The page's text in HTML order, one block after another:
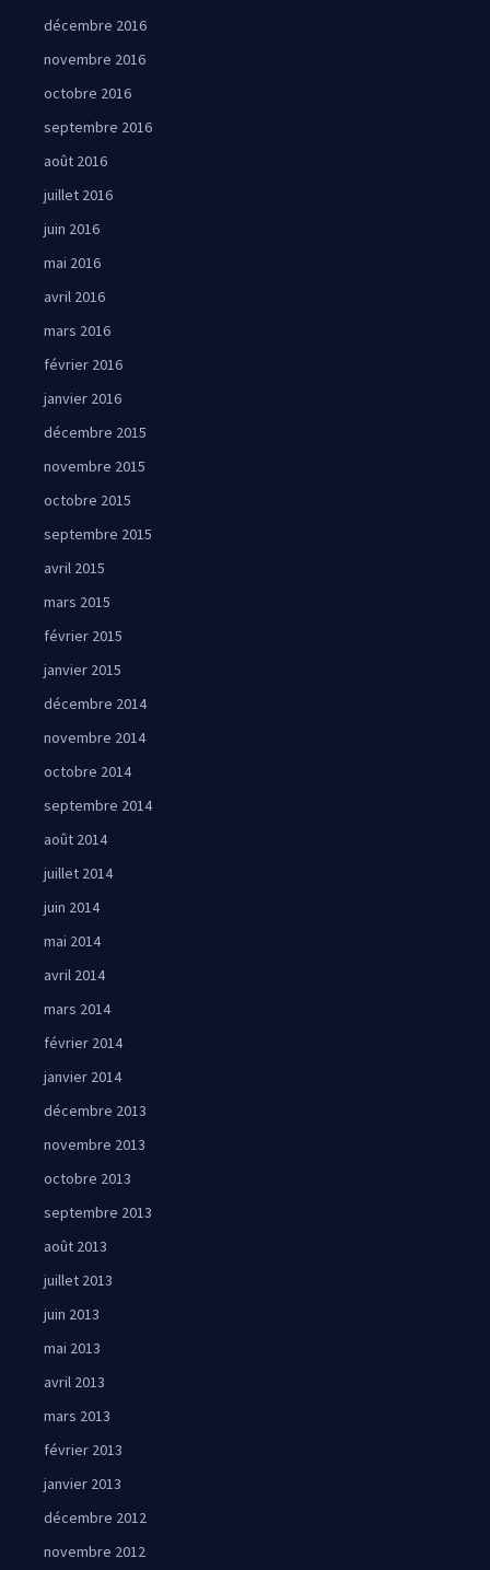
décembre 2016
novembre 2016
octobre 2016
septembre 2016
août 2016
juillet 2016
juin 2016
mai 2016
avril 2016
mars 2016
février 2016
janvier 2016
décembre 2015
novembre 2015
octobre 2015
septembre 2015
avril 2015
mars 2015
février 2015
janvier 2015
décembre 2014
novembre 2014
octobre 2014
septembre 2014
août 2014
juillet 2014
juin 2014
mai 2014
avril 2014
mars 2014
février 2014
janvier 2014
décembre 2013
novembre 2013
octobre 2013
septembre 2013
août 2013
juillet 2013
juin 2013
mai 2013
avril 2013
mars 2013
février 2013
janvier 2013
décembre 2012
novembre 2012